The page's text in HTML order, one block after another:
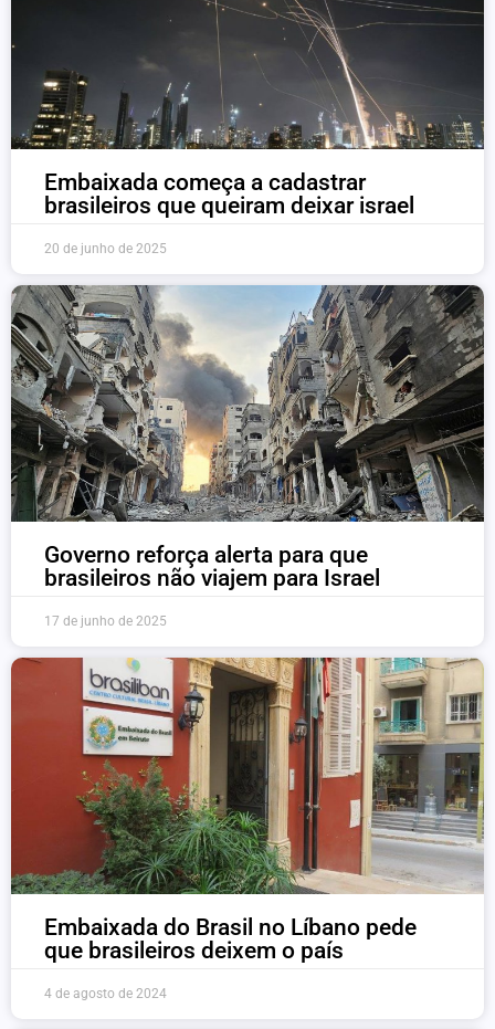
Embaixada começa a cadastrar
brasileiros que queiram deixar israel
20 de junho de 2025
Governo reforça alerta para que
brasileiros não viajem para Israel
17 de junho de 2025
Embaixada do Brasil no Líbano pede
que brasileiros deixem o país
4 de agosto de 2024